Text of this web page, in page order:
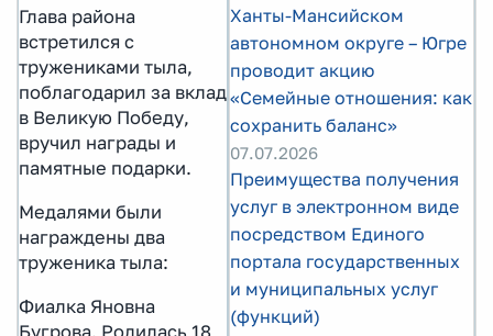
Глава района
встретился с
тружениками тыла,
поблагодарил за вклад
в Великую Победу,
вручил награды и
памятные подарки.
Медалями были
награждены два
труженика тыла:
Фиалка Яновна
Ханты-Мансийском
автономном округе – Югре
проводит акцию
«Семейные отношения: как
сохранить баланс»
07.07.2026
Преимущества получения
услуг в электронном виде
посредством Единого
портала государственных
и муниципальных услуг
(функций)